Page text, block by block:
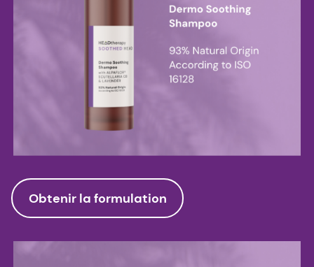
Obtenir la formulation